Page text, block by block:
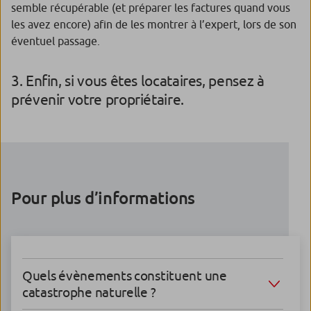
semble récupérable (et préparer les factures quand vous
les avez encore) afin de les montrer à l’expert, lors de son
éventuel passage.
3. Enfin, si vous êtes locataires, pensez à
prévenir votre propriétaire.
Pour plus d’informations
Quels évènements constituent une
catastrophe naturelle ?